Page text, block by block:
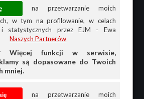
na przetwarzanie moich
w tym na profilowanie, w celach
i statystycznych przez EJM - Ewa
Naszych Partnerów
Więcej funkcji w serwisie,
są dopasowane do Twoich
mniej.
na przetwarzanie moich